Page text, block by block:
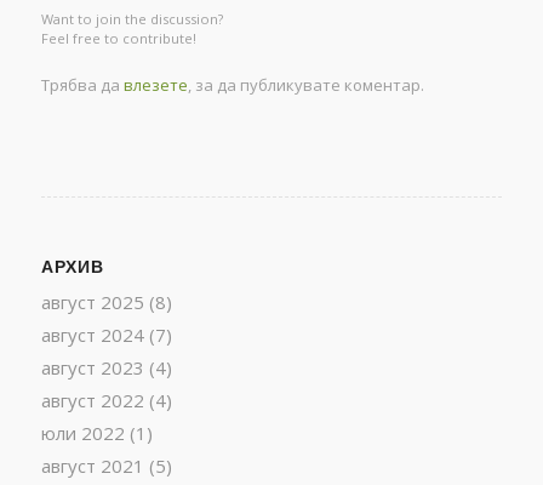
Want to join the discussion?
Feel free to contribute!
Трябва да влезете, за да публикувате коментар.
АРХИВ
август 2025 (8)
август 2024(7)
август 2023 (4)
август 2022 (4)
юли 2022 (1)
август 2021 (5)